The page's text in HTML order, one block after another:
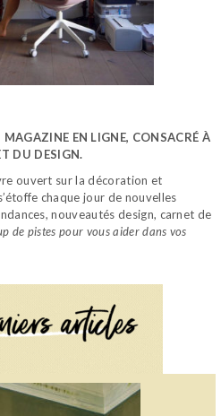
MAGAZINE EN LIGNE, CONSACRÉ À
DU DESIGN.
ouvert sur la décoration et
chaque jour de nouvelles
nouveautés design, carnet de
de pistes pour vous aider dans vos